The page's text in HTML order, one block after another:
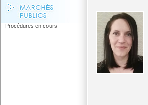
Procédures en cours
: